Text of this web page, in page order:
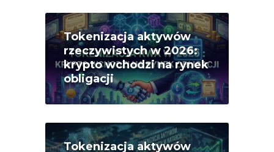
Tokenizacja aktywów
rzeczywistych w 2026:
krypto wchodzi na rynek
obligacji
Tokenizacja aktywów